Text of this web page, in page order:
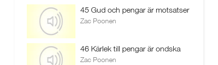
45 Gud och pengar är motsatser
Zac Poonen
46 Kärlek till pengar är ondska
Zac Poonen